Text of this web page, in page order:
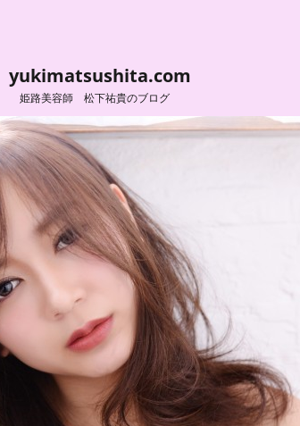
yukimatsushita.com
姫路美容師 松下祐貴のブログ